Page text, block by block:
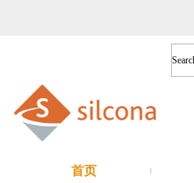
首页